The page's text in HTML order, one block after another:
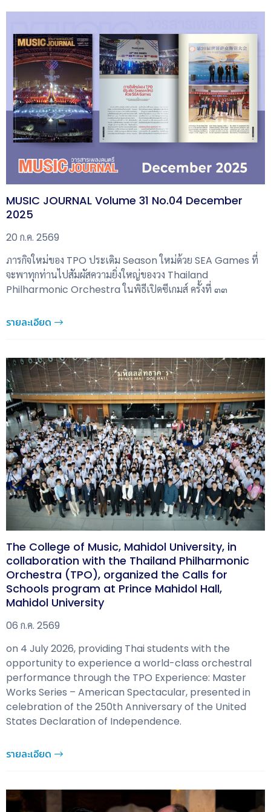
MUSIC JOURNAL Volume 31 No.04 December
2025
20 ก.ค. 2569
ภารกิจใหม่ของ TPO ประเดิม Season ใหม่ด้วย SEA Games ที่
จะพาทุกท่านไปสัมผัสความยิ่งใหญ่ของวง Thailand
Philharmonic Orchestra ในพิธีเปิดซีเกมส์ ครั้งที่ ๓๓
รายละเอียด
The College of Music, Mahidol University, in
collaboration with the Thailand Philharmonic
Orchestra (TPO), organized the Calls for
Schools program at Prince Mahidol Hall,
Mahidol University
06 ก.ค. 2569
on 4 July 2026, providing Thai students with the
opportunity to experience a world-class orchestral
performance through the TPO Experience: Master
Works Series – American Spectacular, presented in
celebration of the 250th Anniversary of the United
States Declaration of Independence.
รายละเอียด